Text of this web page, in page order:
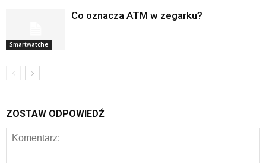
Smartwatche
Co oznacza ATM w zegarku?
ZOSTAW ODPOWIEDŹ